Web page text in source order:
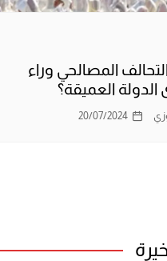
المصالحي وراء
العميقة؟
20/07/2024